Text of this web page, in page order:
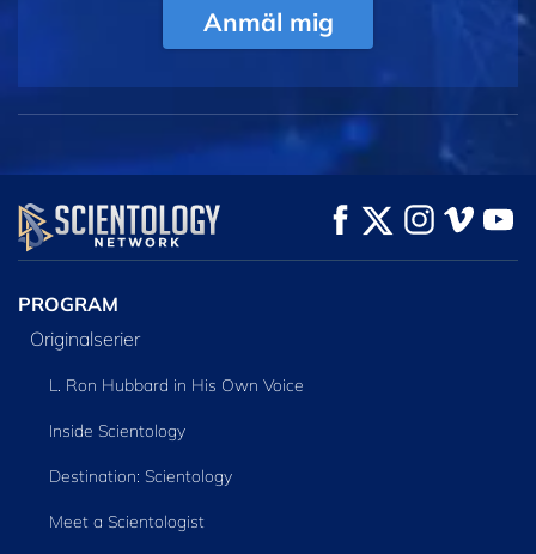
Anmäl mig
PROGRAM
Originalserier
L. Ron Hubbard in His Own Voice
Inside Scientology
Destination: Scientology
Meet a Scientologist